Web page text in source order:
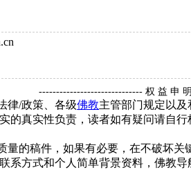
------------------------------ 权 益 申
律/政策、各级佛教主管部门规定以
的真实性负责，读者如有疑问请自
的稿件，如果有必要，在不破坏
方式和个人简单背景资料，佛教导